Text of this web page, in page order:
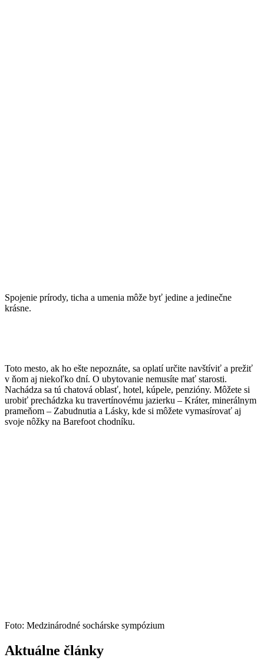
Spojenie prírody, ticha a umenia môže byť jedine a jedinečne
krásne.
Toto mesto, ak ho ešte nepoznáte, sa oplatí určite navštíviť a prežiť
v ňom aj niekoľko dní. O ubytovanie nemusíte mať starosti.
Nachádza sa tú chatová oblasť, hotel, kúpele, penzióny. Môžete si
urobiť prechádzka ku travertínovému jazierku – Kráter, minerálnym
prameňom – Zabudnutia a Lásky, kde si môžete vymasírovať aj
svoje nôžky na Barefoot chodníku.
Foto: Medzinárodné sochárske sympózium
Aktuálne články